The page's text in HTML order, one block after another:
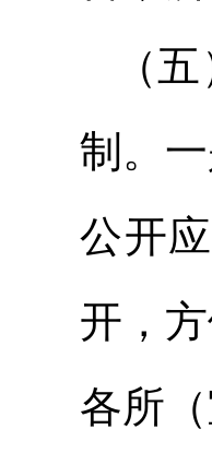
（
制。
公开
开，
各所